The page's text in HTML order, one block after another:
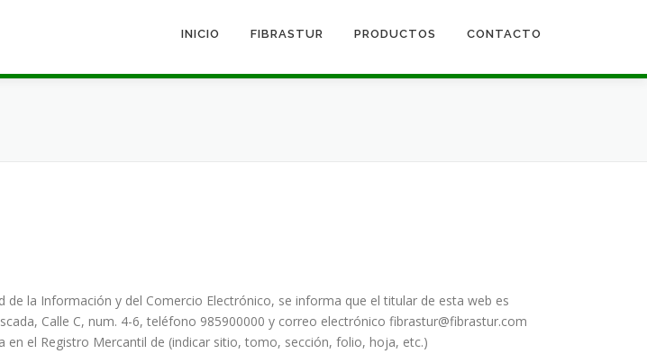
INICIO FIBRASTUR PRODUCTOS CONTACTO
la Información y del Comercio Electrónico, se informa que el titular de esta web es
Calle C, num. 4-6, teléfono 985900000 y correo electrónico fibrastur@fibrastur.com
el Registro Mercantil de (indicar sitio, tomo, sección, folio, hoja, etc.)